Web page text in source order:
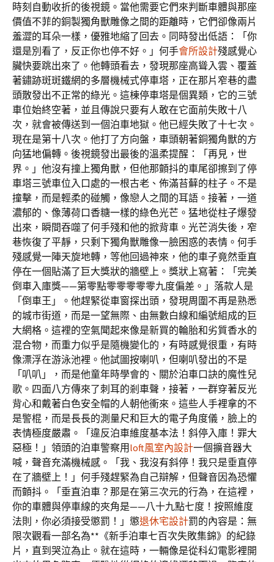
時刻自動收折的後視鏡。當他需要它們來判斷車體與那座
價值不菲的銅製獨角獸雕像之間的距離時，它們卻像兩片
羞澀的耳朵一樣，優雅地縮了回去。同時發出低語：「你
還是別看了，反正你也停不好。」何手會所設計殘感覺心
臟快要跳出來了。他轉頭看去，發現那座高聳入雲、覆蓋
著鏽跡斑斑鐵網的多層機械式停車塔，正在那片窄巷的盡
頭散發出不正常的綠光。這棟停車塔是個異類，它的三號
車位始終空著，並且傳說只要有人敢在它面前失敗十八
次，就會被傳送到一個泊車地獄。他已經失敗了十七次。
現在是第十八次。他打了方向盤，車頭朝著銅獨角獸的方
向猛地偏轉。後視鏡發出最後的溫柔提醒：「再見，世
界。」他沒有撞上獨角獸，但他那顫抖的車尾卻擦到了停
車塔三號車位入口處的一根古老、佈滿苔蘚的柱子。不是
撞擊，而是輕柔的碰觸，像戀人之間的耳語。接著，一道
濃郁的、像薄荷口香糖一樣的綠色光芒。猛地從柱子爆發
出來，瞬間吞噬了何手殘和他的掀背車。光芒消失後，窄
巷恢復了平靜，只剩下獨角獸雕像一臉困惑的表情。何手
殘感覺一陣天旋地轉，等他回過神來，他的車子竟然垂直
停在一個貼滿了巨大獎狀的牆壁上。獎狀上寫著：「完美
倒車入庫獎——第零點零零零零零九度偏差。」落款人是
「倒車王」。他趕緊從車窗探出頭，發現周圍不再是熟悉
的城市街道，而是一望無際、由無數白線和編號組成的巨
大網格。這裡的空氣聞起來像是新買的輪胎和劣質香水的
混合物，而重力似乎是隨機變化的，有時感覺很重，有時
像漂浮在游泳池裡。他試圖按喇叭，但喇叭發出的不是
「叭叭」，而是他童年時學會的、關於泊車口訣的魔性兒
歌。四面八方傳來了刺耳的剎車聲，接著，一群穿著反光
背心和戴著白色安全帽的人朝他衝來。這些人手裡拿的不
是警棍，而是長長的測量尺和巨大的電子角度儀，臉上的
表情極度嚴肅。「違反泊車維度基本法！斜停入庫！罪大
惡極！」領頭的泊車警察用 loft風室內設計一個擴音器大
喊，聲音充滿機械感。「我、我沒有斜停！我只是垂直停
在了牆壁上！」何手殘趕緊為自己辯解，但聲音因為恐懼
而顫抖。「垂直泊車？那是在第三次元的行為，在這裡，
你的車體與停車線的夾角是——八十九點七度！按照維度
法則，你必須接受懲罰！」懲退休宅設計罰的內容是：無
限次觀看一部名為**《新手泊車七百次失敗集錦》的紀錄
片，直到哭泣為止。就在這時，一輛像是從科幻電影裡開